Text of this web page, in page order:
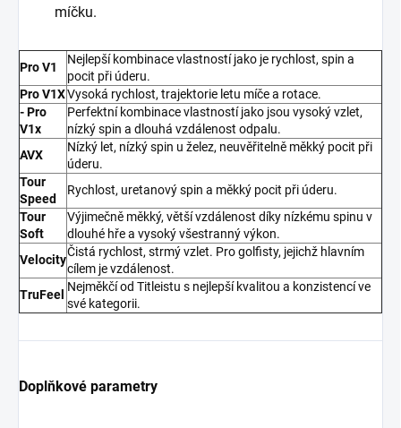
míčku.
Pro V1
Nejlepší kombinace vlastností jako je rychlost, spin a
pocit při úderu.
Pro V1XVysoká rychlost, trajektorie letu míče a rotace.
- Pro
V1x
Perfektní kombinace vlastností jako jsou vysoký vzlet,
nízký spin a dlouhá vzdálenost odpalu.
AVX
Nízký let, nízký spin u želez, neuvěřitelně měkký pocit při
úderu.
Tour
Speed
Rychlost, uretanový spin a měkký pocit při úderu.
Tour
Soft
Výjimečně měkký, větší vzdálenost díky nízkému spinu v
dlouhé hře a vysoký všestranný výkon.
Velocity
Čistá rychlost, strmý vzlet. Pro golfisty, jejichž hlavním
cílem je vzdálenost.
TruFeel
Nejměkčí od Titleistu s nejlepší kvalitou a konzistencí ve
své kategorii.
Doplňkové parametry